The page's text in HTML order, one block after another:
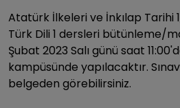
Atatürk İlkeleri ve İnkılap Tarihi
Türk Dili 1 dersleri bütünleme/
Şubat 2023 Salı günü saat
kampüsünde yapılacaktır.
belgeden görebilirsiniz.